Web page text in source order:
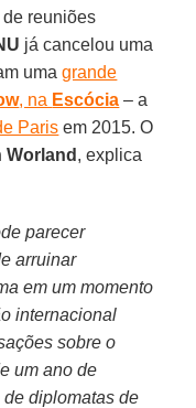
reuniões
já cancelou uma
umagrande
, na Escócia – a
Paris em 2015. O
Worland , explica
parecer
arruinar
em um momento
internacional
sobre o
um ano de
diplomatas de